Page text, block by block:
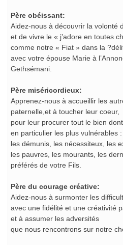
Père obéissant:
Aidez-nous à découvrir la volonté
et de vivre le « j’adore en toutes
comme notre « Fiat » dans la
avec votre épouse Marie à
Gethsémani.
Père miséricordieux:
Apprenez-nous à accueillir les
paternelle,et à toucher leur coeur,
pour leur procurer tout le bien
en particulier les plus vulnérables :
les démunis, les nécessiteux, les
les pauvres, les mourants, les
préférés de votre Fils.
Père du courage créative:
Aidez-nous à surmonter les
avec une fidélité et une créativité
et à assumer les adversités
que nous rencontrons sur notre